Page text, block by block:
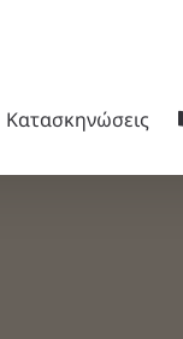
Κατασκηνώσεις